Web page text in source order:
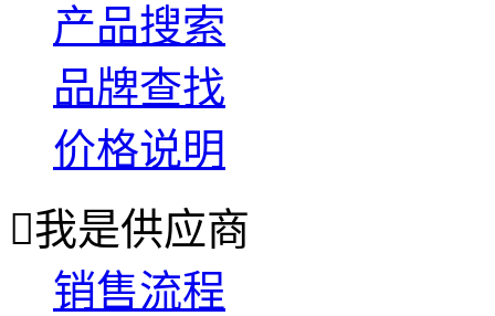
产品搜索
品牌查找
价格说明
我是供应商
销售流程